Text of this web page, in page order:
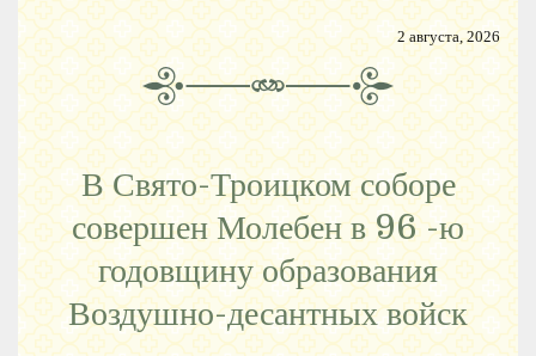
2 августа, 2026
В Свято-Троицком соборе
совершен Молебен в 96 -ю
годовщину образования
Воздушно-десантных войск